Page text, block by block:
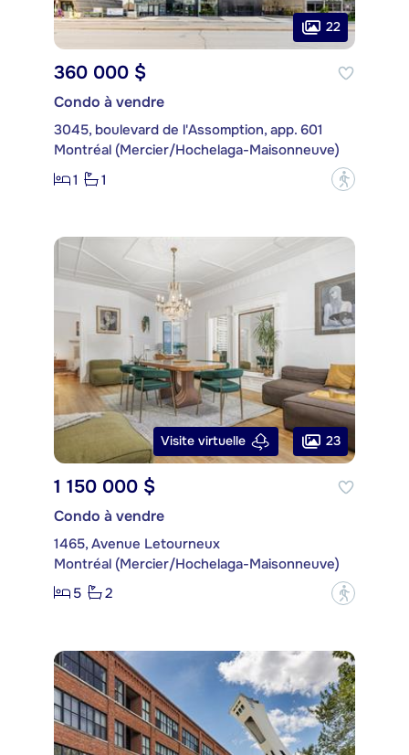
22
360 000 $
Condo à vendre
3045, boulevard de l'Assomption, app. 601
Montréal (Mercier/Hochelaga-Maisonneuve)
1
1 ?
Visite virtuelle 23
1 150 000 $
Condo à vendre
1465, Avenue Letourneux
Montréal (Mercier/Hochelaga-Maisonneuve)
5
2 ?